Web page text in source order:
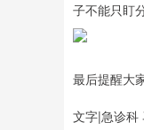
子不能只盯
最后提醒大
文字|急诊科